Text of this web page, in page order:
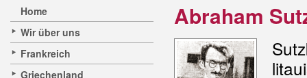
Home
Wir über uns
Frankreich
Griechenland
Abraham